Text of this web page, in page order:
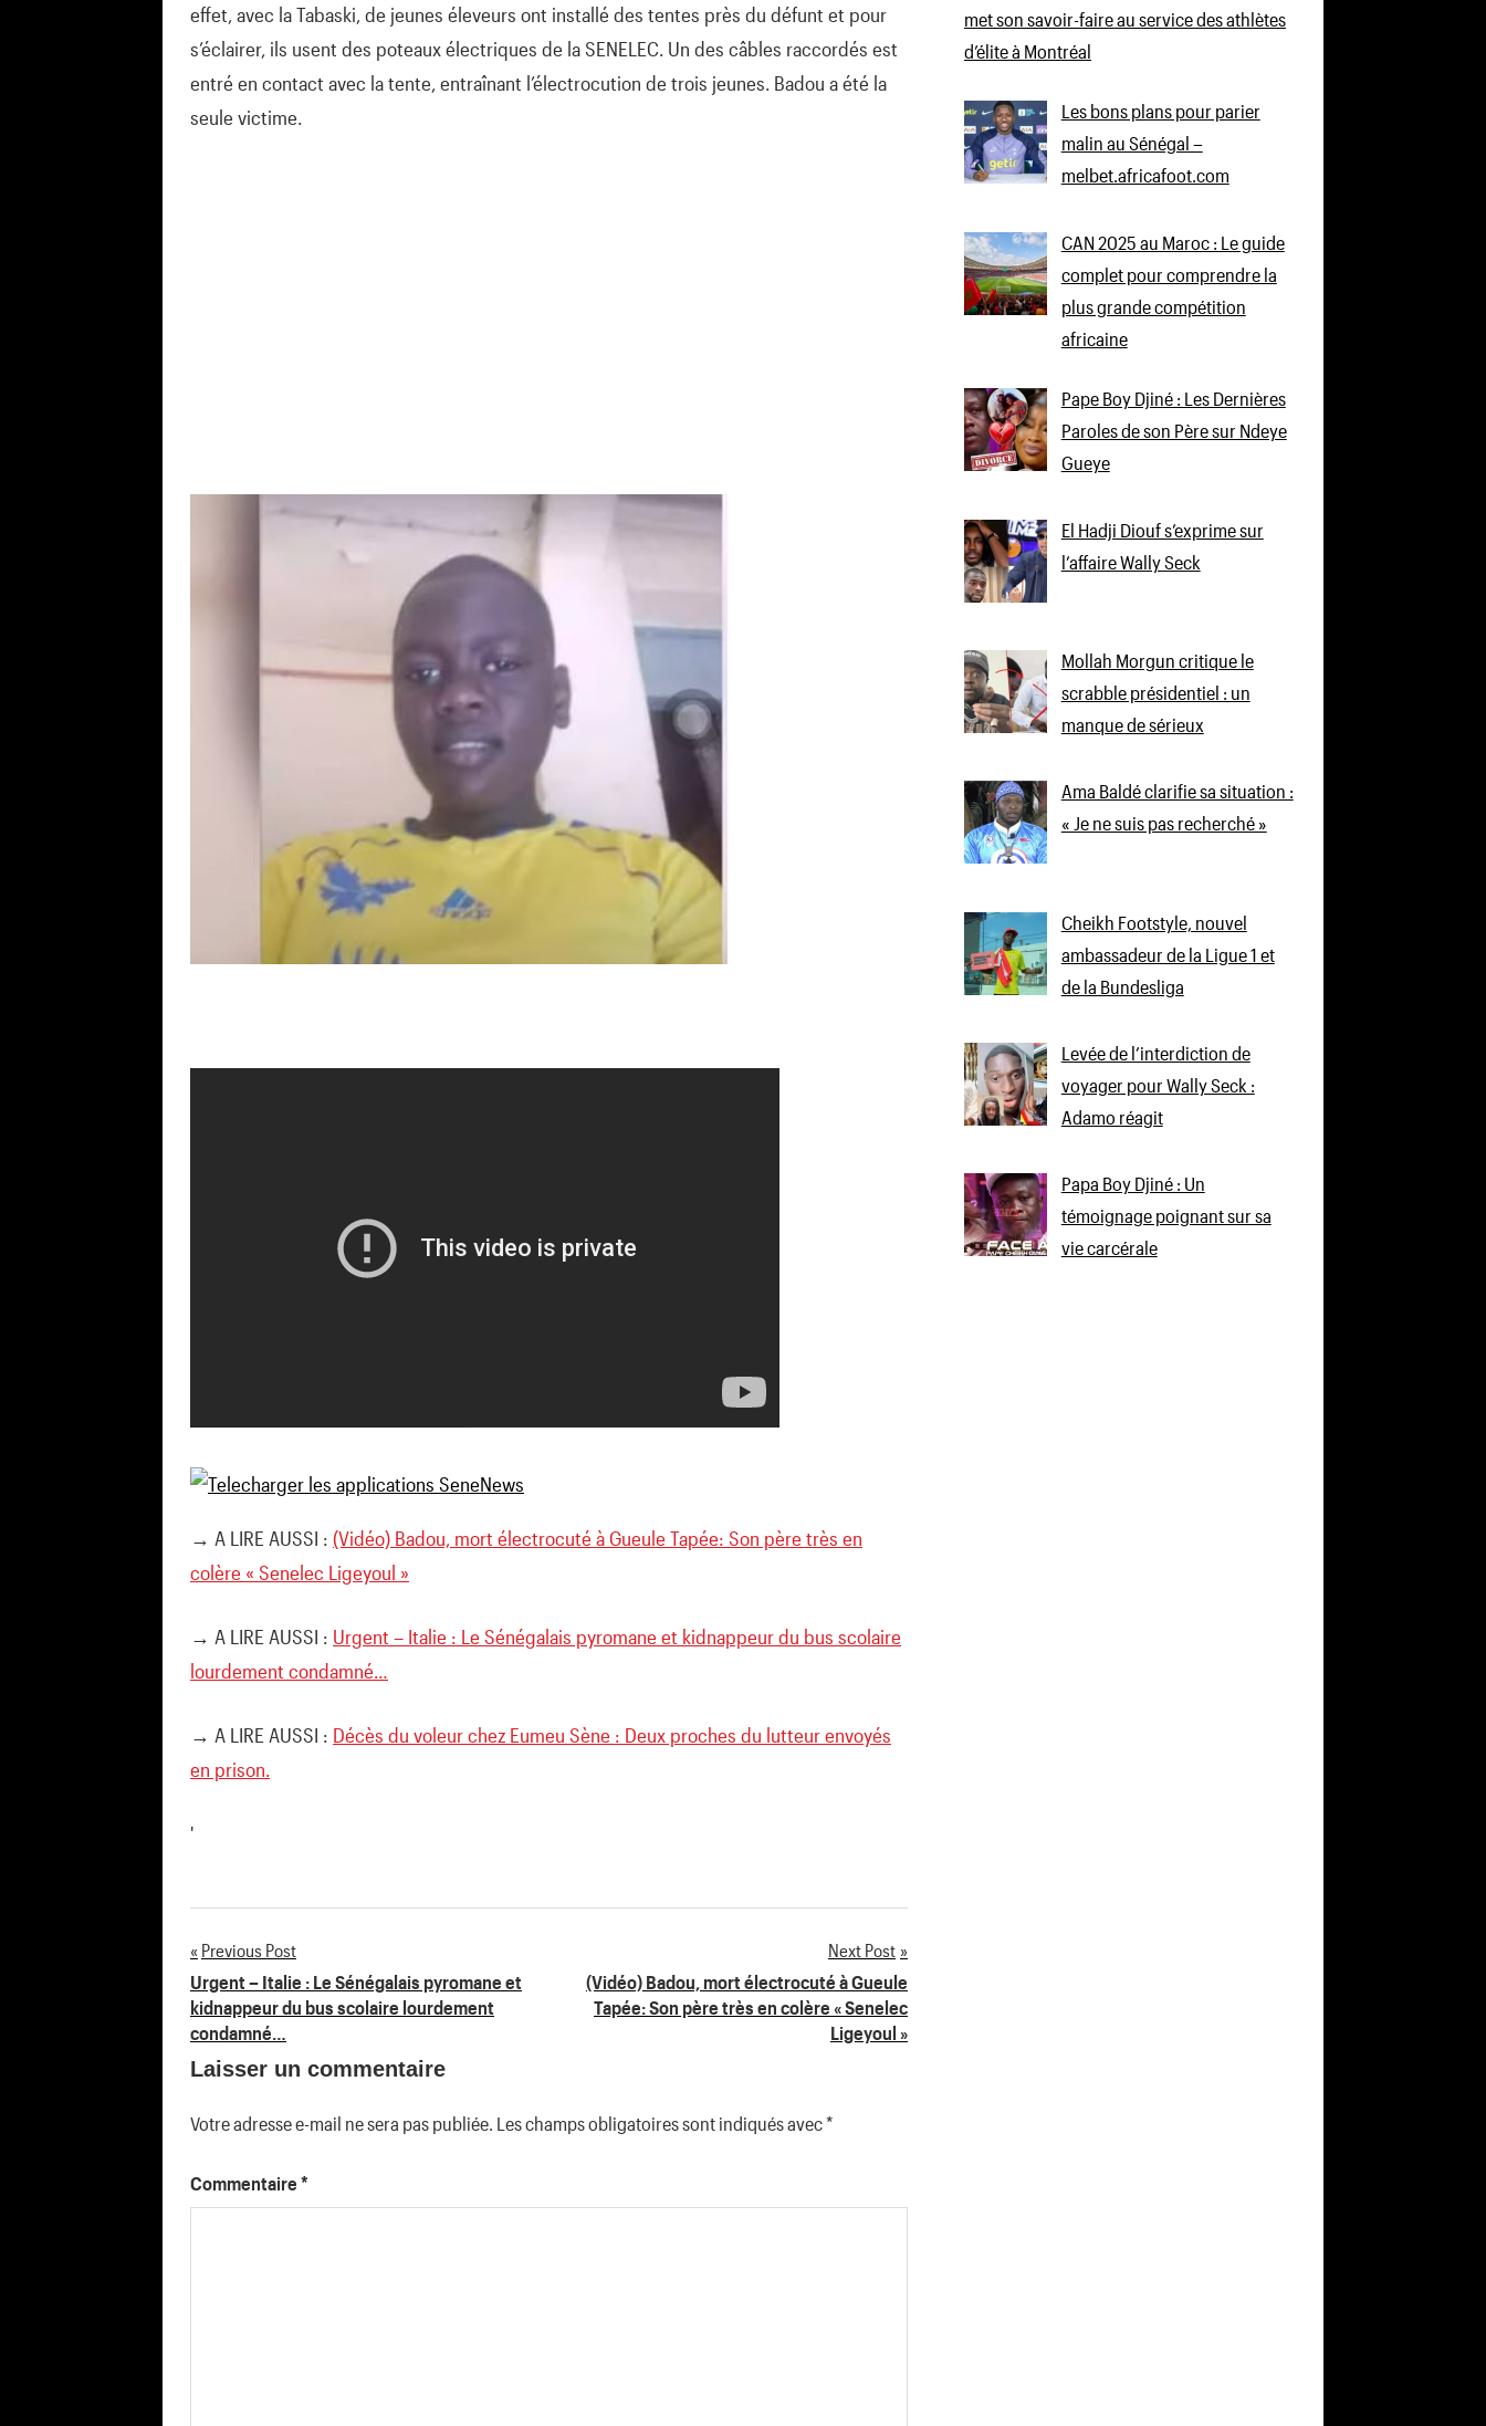
effet, avec la Tabaski, de jeunes éleveurs ont installé des tentes près du défunt et pour
s’éclairer, ils usent des poteaux électriques de la SENELEC. Un des câbles raccordés est
entré en contact avec la tente, entraînant l’électrocution de trois jeunes. Badou a été la
seule victime.
→ A LIRE AUSSI : (Vidéo) Badou, mort électrocuté à Gueule Tapée: Son père très en
colère « Senelec Ligeyoul »
→ A LIRE AUSSI : Urgent – Italie : Le Sénégalais pyromane et kidnappeur du bus scolaire
lourdement condamné…
→ A LIRE AUSSI : Décès du voleur chez Eumeu Sène : Deux proches du lutteur envoyés
en prison.
'
Navigation
de
l’article
Previous Post
Urgent – Italie : Le Sénégalais pyromane et
kidnappeur du bus scolaire lourdement
condamné…
Next Post
(Vidéo) Badou, mort électrocuté à Gueule
Tapée: Son père très en colère « Senelec
Ligeyoul »
Laisser un commentaire
Votre adresse e-mail ne sera pas publiée. Les champs obligatoires sont indiqués avec*
Commentaire *
met son savoir-faire au service des athlètes
d’élite à Montréal
Les bons plans pour parier
malin au Sénégal –
melbet.africafoot.com
CAN 2025 au Maroc : Le guide
complet pour comprendre la
plus grande compétition
africaine
Pape Boy Djiné : Les Dernières
Paroles de son Père sur Ndeye
Gueye
El Hadji Diouf s’exprime sur
l’affaire Wally Seck
Mollah Morgun critique le
scrabble présidentiel : un
manque de sérieux
Ama Baldé clarifie sa situation :
« Je ne suis pas recherché »
Cheikh Footstyle, nouvel
ambassadeur de la Ligue 1 et
de la Bundesliga
Levée de l’interdiction de
voyager pour Wally Seck :
Adamo réagit
Papa Boy Djiné : Un
témoignage poignant sur sa
vie carcérale